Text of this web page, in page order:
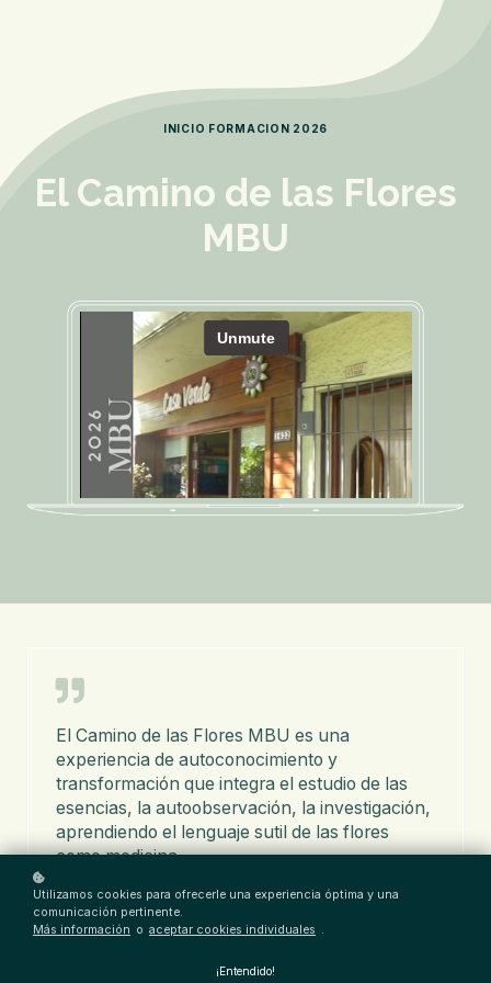
INICIO FORMACION 2026
El Camino de las Flores
MBU
El Camino de las Flores MBU es una
experiencia de autoconocimiento y
transformación que integra el estudio de las
esencias, la autoobservación, la investigación,
aprendiendo el lenguaje sutil de las flores
como medicina.
Bernardo Ferrando
Utilizamos cookies para ofrecerle una experiencia óptima y una
comunicación pertinente.
Más información o aceptar cookies individuales .
¡Entendido!